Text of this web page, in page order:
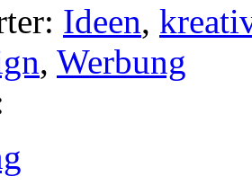
Ideen,
, Werbung